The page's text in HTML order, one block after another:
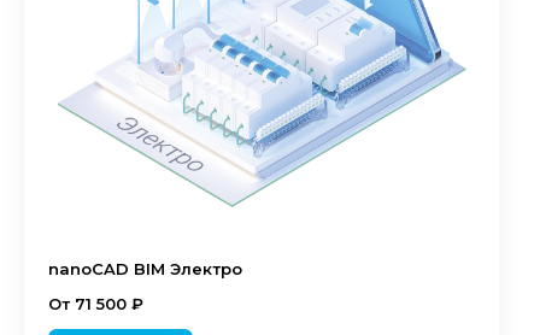
nanoCAD BIM Электро
От 71 500 ₽